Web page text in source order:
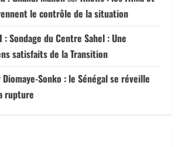
le contrôle de la situation
: Sondage du Centre Sahel : Une
satisfaits de la Transition
Diomaye-Sonko : le Sénégal se réveille
rupture